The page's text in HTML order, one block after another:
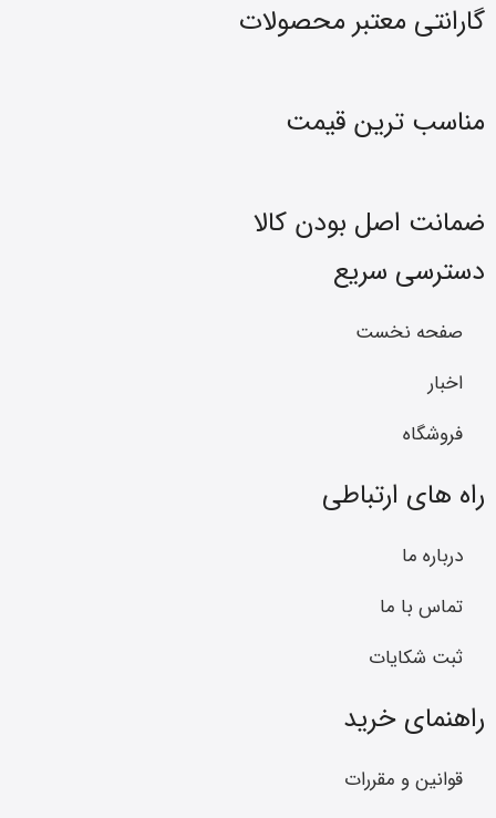
گارانتی معتبر محصولات
مناسب ترین قیمت
ضمانت اصل بودن کالا
دسترسی سریع
صفحه نخست
اخبار
فروشگاه
راه های ارتباطی
درباره ما
تماس با ما
ثبت شکایات
راهنمای خرید
قوانین و مقررات